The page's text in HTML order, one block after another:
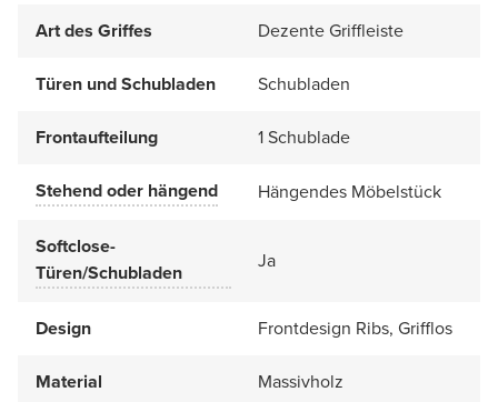
Art des Griffes
Dezente Griffleiste
Türen und Schubladen Schubladen
Frontaufteilung 1 Schublade
Stehend oder hängend Hängendes Möbelstück
Softclose-
Türen/Schubladen
Ja
Design Frontdesign Ribs, Grifflos
Material Massivholz